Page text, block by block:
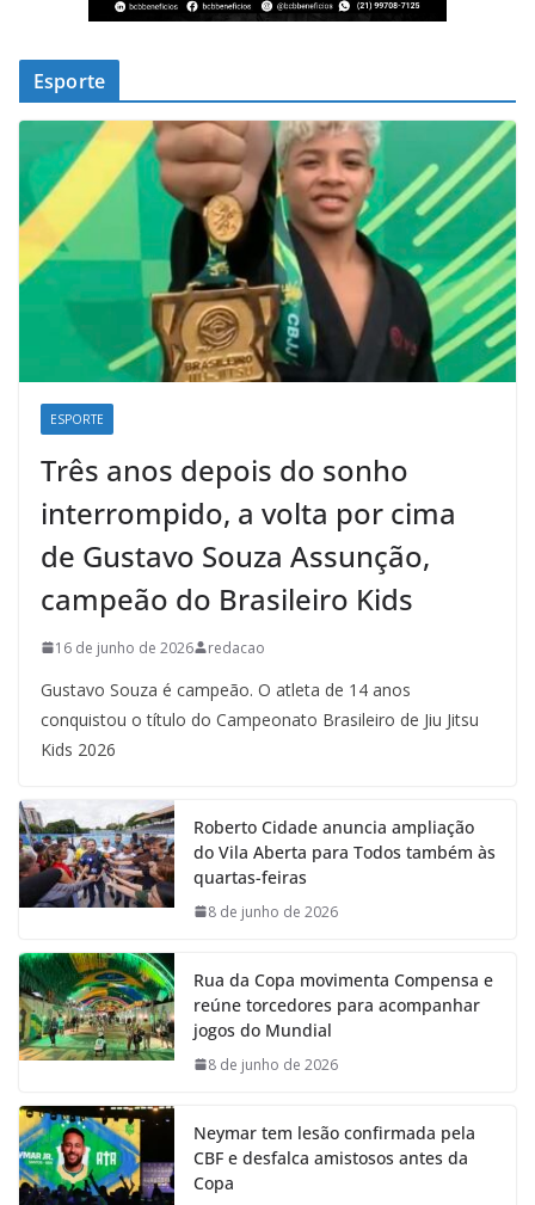
Esporte
ESPORTE
Três anos depois do sonho
interrompido, a volta por cima
de Gustavo Souza Assunção,
campeão do Brasileiro Kids
16 de junho de 2026 redacao
Gustavo Souza é campeão. O atleta de 14 anos
conquistou o título do Campeonato Brasileiro de Jiu Jitsu
Kids 2026
Roberto Cidade anuncia ampliação
do Vila Aberta para Todos também às
quartas-feiras
8 de junho de 2026
Rua da Copa movimenta Compensa e
reúne torcedores para acompanhar
jogos do Mundial
8 de junho de 2026
Neymar tem lesão confirmada pela
CBF e desfalca amistosos antes da
Copa